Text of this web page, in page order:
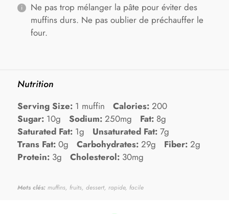
Ne pas trop mélanger la pâte pour éviter des
muffins durs. Ne pas oublier de préchauffer le
four.
Nutrition
Serving Size: 1 muffin Calories: 200
Sugar: 10g Sodium: 250mg Fat: 8g
Saturated Fat: 1g Unsaturated Fat: 7g
Trans Fat: 0g Carbohydrates: 29g Fiber: 2g
Protein: 3g Cholesterol: 30mg
Mots clés: muffins, fruits, dessert, rapide, facile